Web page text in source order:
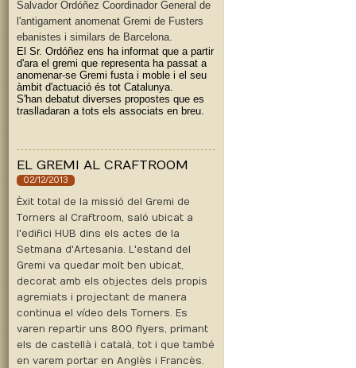
Salvador Ordóñez Coordinador General de
l'antigament anomenat Gremi de Fusters
ebanistes i similars de Barcelona.
El Sr. Ordóñez ens ha informat que a partir
d'ara el gremi que representa ha passat a
anomenar-se Gremi fusta i moble i el seu
àmbit d'actuació és tot Catalunya.
S'han debatut diverses propostes que es
traslladaran a tots els associats en breu.
EL GREMI AL CRAFTROOM
02/12/2013
Èxit total de la missió del Gremi de
Torners al Craftroom, saló ubicat a
l'edifici HUB dins els actes de la
Setmana d'Artesania. L'estand del
Gremi va quedar molt ben ubicat,
decorat amb els objectes dels propis
agremiats i projectant de manera
continua el vídeo dels Torners. Es
varen repartir uns 800 flyers, primant
els de castellà i català, tot i que també
en varem portar en Anglès i Francès.